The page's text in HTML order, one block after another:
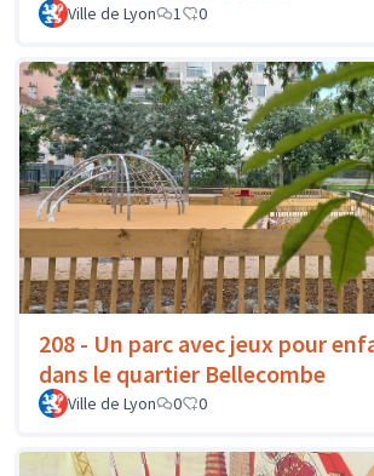
Ville de Lyon 1 0
208 - Un parc avec jeux pour
dans le quartier Bellecombe
Ville de Lyon 0 0